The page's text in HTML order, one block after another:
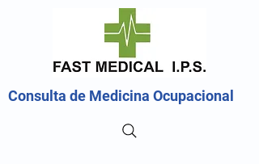
Consulta de Medicina Ocupacional